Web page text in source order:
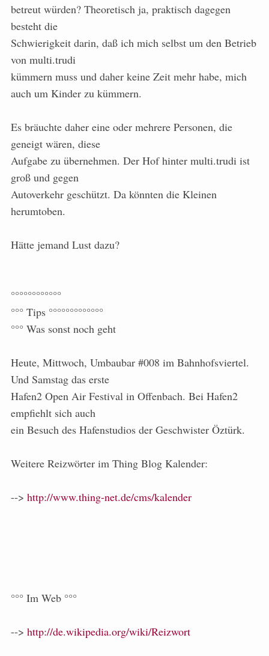
betreut würden? Theoretisch ja, praktisch dagegen
besteht die
Schwierigkeit darin, daß ich mich selbst um den Betrieb
von multi.trudi
kümmern muss und daher keine Zeit mehr habe, mich
auch um Kinder zu kümmern.
Es bräuchte daher eine oder mehrere Personen, die
geneigt wären, diese
Aufgabe zu übernehmen. Der Hof hinter multi.trudi ist
groß und gegen
Autoverkehr geschützt. Da könnten die Kleinen
herumtoben.
Hätte jemand Lust dazu?
°°°°°°°°°°°°
°°° Tips °°°°°°°°°°°°°
°°° Was sonst noch geht
Heute, Mittwoch, Umbaubar #008 im Bahnhofsviertel.
Und Samstag das erste
Hafen2 Open Air Festival in Offenbach. Bei Hafen2
empfiehlt sich auch
ein Besuch des Hafenstudios der Geschwister Öztürk.
Weitere Reizwörter im Thing Blog Kalender:
--> http://www.thing-net.de/cms/kalender
°°° Im Web °°°
--> http://de.wikipedia.org/wiki/Reizwort